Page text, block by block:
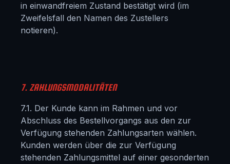
in einwandfreiem Zustand bestätigt wird (im
Zweifelsfall den Namen des Zustellers
notieren).
7. ZAHLUNGSMODALITÄTEN
7.1. Der Kunde kann im Rahmen und vor
Abschluss des Bestellvorgangs aus den zur
Verfügung stehenden Zahlungsarten wählen.
Kunden werden über die zur Verfügung
stehenden Zahlungsmittel auf einer gesonderten